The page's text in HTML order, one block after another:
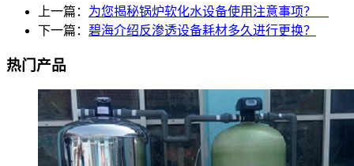
上一篇： 为您揭秘锅炉软化水设备使用注意事项？
下一篇： 碧海介绍反渗透设备耗材多久进行更换？
热门产品